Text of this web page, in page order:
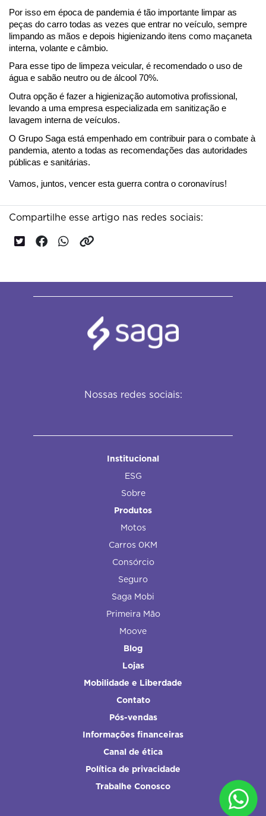
Por isso em época de pandemia é tão importante limpar as
peças do carro todas as vezes que entrar no veículo, sempre
limpando as mãos e depois higienizando itens como maçaneta
interna, volante e câmbio.
Para esse tipo de limpeza veicular, é recomendado o uso de
água e sabão neutro ou de álcool 70%.
Outra opção é fazer a higienização automotiva profissional,
levando a uma empresa especializada em sanitização e
lavagem interna de veículos.
O Grupo Saga está empenhado em contribuir para o combate à
pandemia, atento a todas as recomendações das autoridades
públicas e sanitárias.
Vamos, juntos, vencer esta guerra contra o coronavírus!
Compartilhe esse artigo nas redes sociais:
Nossas redes sociais:
Institucional
ESG
Sobre
Produtos
Motos
Carros 0KM
Consórcio
Seguro
Saga Mobi
Primeira Mão
Moove
Blog
Lojas
Mobilidade e Liberdade
Contato
Pós-vendas
Informações financeiras
Canal de ética
Política de privacidade
Trabalhe Conosco